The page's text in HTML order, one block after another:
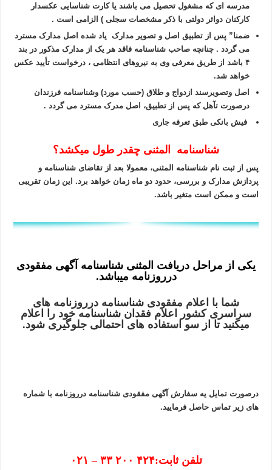
مدرسه ای که مشغول تحصیل می باشند یا کارت شناسایی عکسدار
کارکنان دوائر دولتی با ذکر مشخصات سجلی ) الزامی است .
ضمنا” پس از تطبیق اصل و تصویر مدارک یاد شده اصل مدارک مسترد
می گردد . چنانچه صاحب شناسنامه فاقد هر یک از مدارک مذکور در بند
۴ باشد از طریق معرفی وی به نیروهای انتظامی ، درخواست تأیید عکس
خواهد شد.
اصل وتصویرسند ازدواج و طلاق (حسب مورد) وشناسنامه فرزندان
درصورت تآهل که پس از تطبیق، اصل مدرک مسترد می گردد .
فیش بانکی طبق تعرفه جاری
شناسنامه المثنی چقدر طول میکشد؟
پس از ثبت نام شناسنامه المثنی، معمولا بعد از تقاضای شناسنامه و
پردازش مدارک و بررسی، حدود دو ماه زمان خواهد برد. این زمان تقریبی
است و ممکن است متغیر باشد.
یکی از مراحل دریافت المثنی شناسنامه آگهی مفقودی
درروزنامه میباشد.
شما با اعلام مفقودی شناسنامه درروزنامه های
سراسری کشور اعلام فقدان شناسنامه خود را اعلام
میکنید تا از سو استفاده های احتمالی جلوگیری شود.
درصورت تمایل یه سفارش آگهی مفقودی شناسنامه درروزنامه با شماره
های زیر تماس حاصل فرمایید.
تلفن ثابت:۴۲۴ ۲۰۰ ۳۳ – ۰۲۱